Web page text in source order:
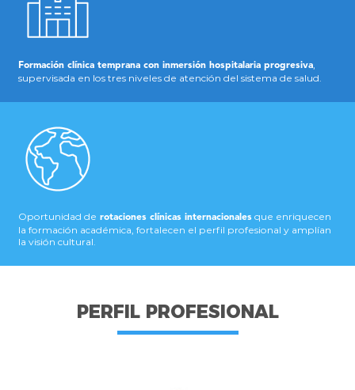
Formación clínica temprana con inmersión hospitalaria progresiva,
supervisada en los tres niveles de atención del sistema de salud.
Oportunidad de rotaciones clínicas internacionales que enriquecen
la formación académica, fortalecen el perfil profesional y amplían
la visión cultural.
PERFIL PROFESIONAL